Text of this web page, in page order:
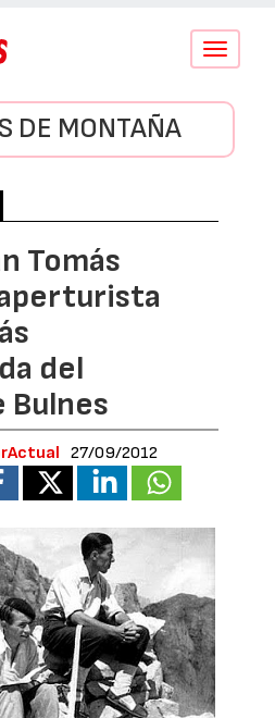
Conmutar
DE MONTAÑA
Tomás
del
Bulnes
27/09/2012